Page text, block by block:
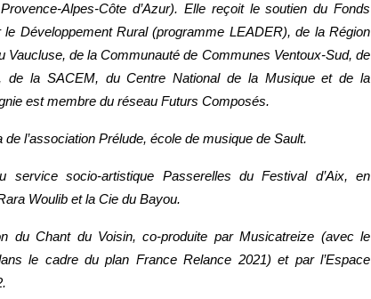
Alpes-Côte d’Azur). Elle reçoit le soutien du Fonds
le Développement Rural (programme LEADER), de la Région
Vaucluse, de la Communauté de Communes Ventoux-Sud, de
de la SACEM, du Centre National de la Musique et de la
est membre du réseau Futurs Composés.
de l’association Prélude, école de musique de Sault.
service socio-artistique Passerelles du Festival d’Aix, en
Woulib et la Cie du Bayou.
du Chant du Voisin, co-produite par Musicatreize (avec le
le cadre du plan France Relance 2021) et par l’Espace